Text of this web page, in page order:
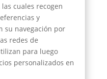
cuales recogen
y
su navegación por
redes de
para luego
personalizados en